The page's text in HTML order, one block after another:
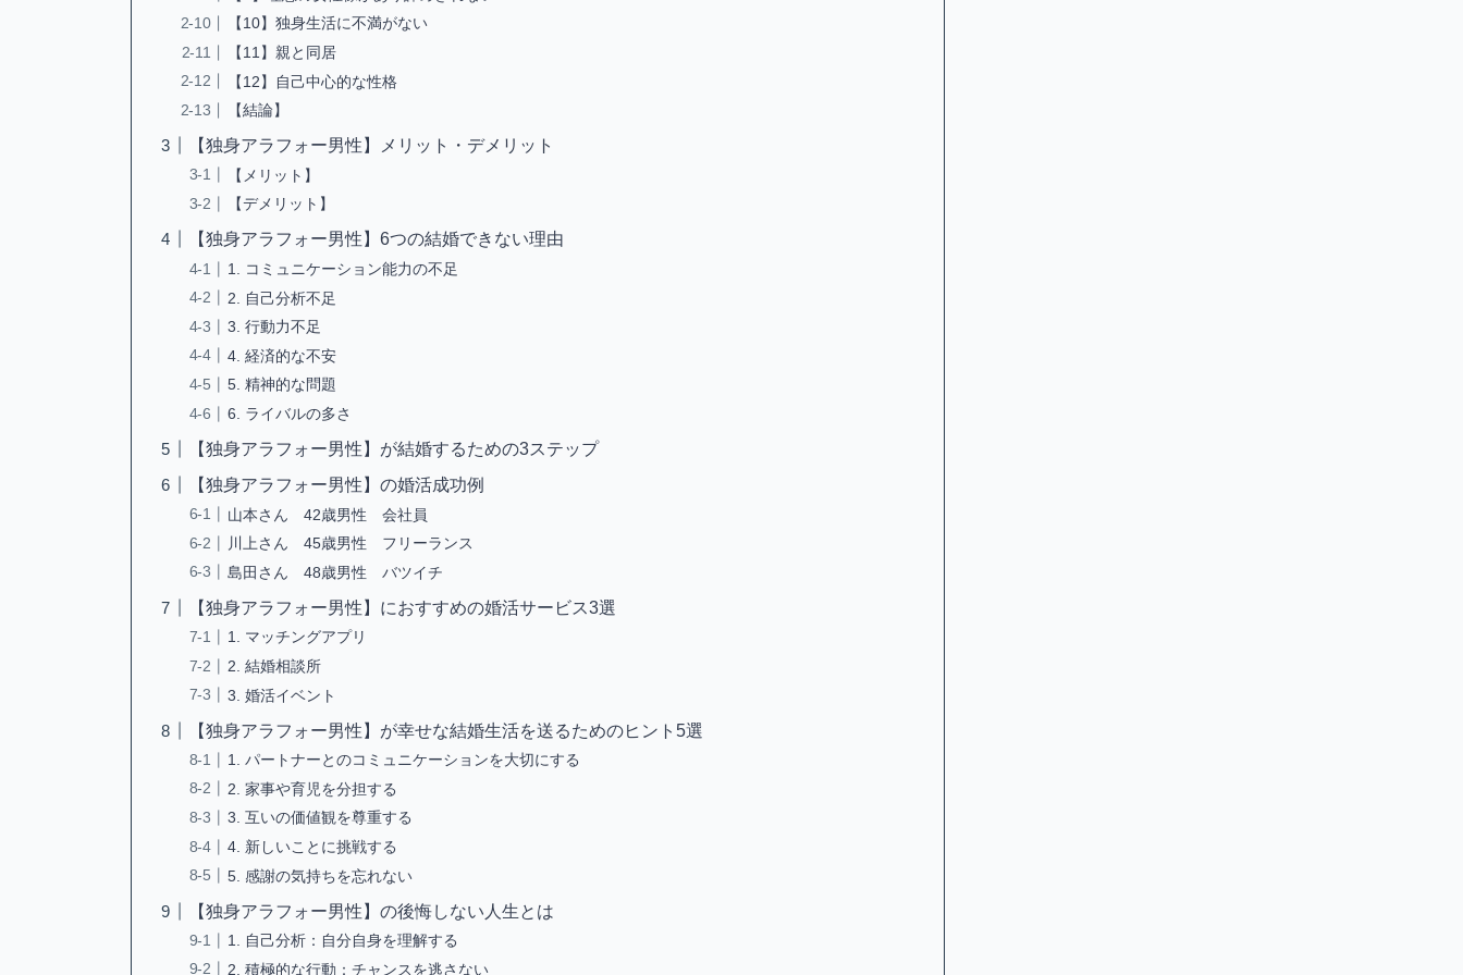
【10】独身生活に不満がない
【11】親と同居
【12】自己中心的な性格
【結論】
【独身アラフォー男性】メリット・デメリット
【メリット】
【デメリット】
【独身アラフォー男性】6つの結婚できない理由
1. コミュニケーション能力の不足
2. 自己分析不足
3. 行動力不足
4. 経済的な不安
5. 精神的な問題
6. ライバルの多さ
【独身アラフォー男性】が結婚するための3ステップ
【独身アラフォー男性】の婚活成功例
山本さん 42歳男性 会社員
川上さん 45歳男性 フリーランス
島田さん 48歳男性 バツイチ
【独身アラフォー男性】におすすめの婚活サービス3選
1. マッチングアプリ
2. 結婚相談所
3. 婚活イベント
【独身アラフォー男性】が幸せな結婚生活を送るためのヒント5選
1. パートナーとのコミュニケーションを大切にする
2. 家事や育児を分担する
3. 互いの価値観を尊重する
4. 新しいことに挑戦する
5. 感謝の気持ちを忘れない
【独身アラフォー男性】の後悔しない人生とは
1. 自己分析：自分自身を理解する
2. 積極的な行動：チャンスを逃さない